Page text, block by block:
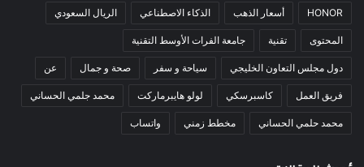
HONOR أسعار الذهب الذكاء الاصطناعي الريال السعودي
المحتوى تقنية جامعة الفرات الأوسط التقنية
دول مجلس التعاون الخليجي سياحة و سفر صحة و جمال عن
فريق العمل كاسبرسكي لولو هايبرماركت محمد جلمي الحساني
محمد حلمي الحساني مخطط زمني واتساب